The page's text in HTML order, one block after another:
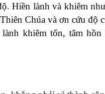
Hiền lành và khiêm
Chúa và ơn cứu độ
khiêm tốn, tâm